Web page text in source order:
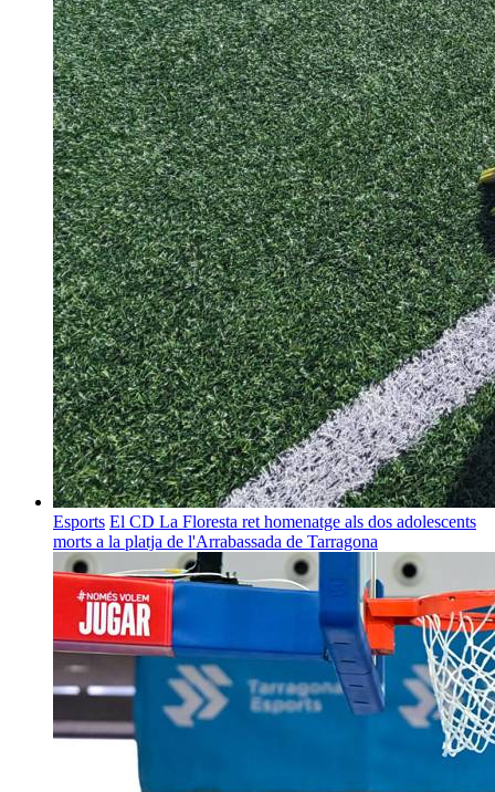
Esports El CD La Floresta ret homenatge als dos adolescents
morts a la platja de l'Arrabassada de Tarragona